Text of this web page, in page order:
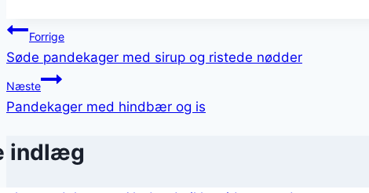
Indlægsnavigation
Forrige
Søde pandekager med sirup og ristede nødder
Næste
Pandekager med hindbær og is
indlæg